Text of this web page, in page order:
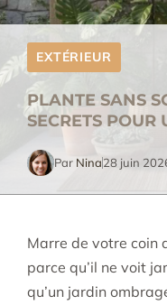
EXTÉRIEUR
PLANTE SANS
SECRETS
Par Nina28 juin
Marre de votre coin
parce qu’il ne voit
qu’un jardin